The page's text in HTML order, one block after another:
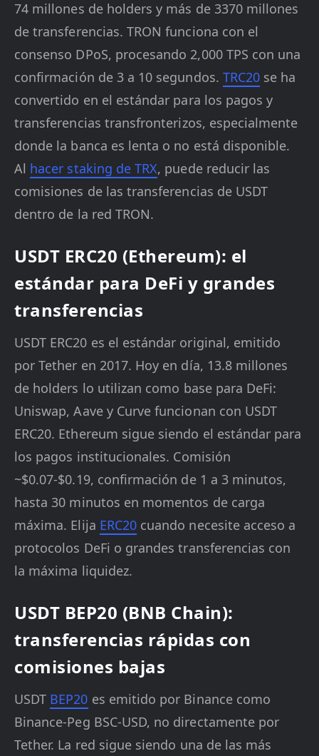
74 millones de holders y más de 3370 millones
de transferencias. TRON funciona con el
consenso DPoS, procesando 2,000 TPS con una
confirmación de 3 a 10 segundos. TRC20 se ha
convertido en el estándar para los pagos y
transferencias transfronterizos, especialmente
donde la banca es lenta o no está disponible.
Al hacer staking de TRX, puede reducir las
comisiones de las transferencias de USDT
dentro de la red TRON.
USDT ERC20 (Ethereum): el
estándar para DeFi y grandes
transferencias
USDT ERC20 es el estándar original, emitido
por Tether en 2017. Hoy en día, 13.8 millones
de holders lo utilizan como base para DeFi:
Uniswap, Aave y Curve funcionan con USDT
ERC20. Ethereum sigue siendo el estándar para
los pagos institucionales. Comisión
~$0.07-$0.19, confirmación de 1 a 3 minutos,
hasta 30 minutos en momentos de carga
máxima. Elija ERC20 cuando necesite acceso a
protocolos DeFi o grandes transferencias con
la máxima liquidez.
USDT BEP20 (BNB Chain):
transferencias rápidas con
comisiones bajas
USDT BEP20 es emitido por Binance como
Binance-Peg BSC-USD, no directamente por
Tether. La red sigue siendo una de las más